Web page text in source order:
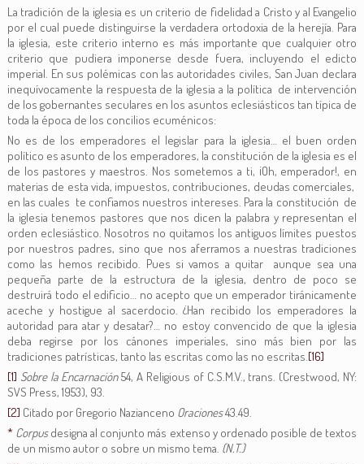
La tradición de la iglesia es un criterio de fidelidad a Cristo y al Evangelio
por el cual puede distinguirse la verdadera ortodoxia de la herejía. Para
la iglesia, este criterio interno es más importante que cualquier otro
criterio que pudiera imponerse desde fuera, incluyendo el edicto
imperial. En sus polémicas con las autoridades civiles, San Juan declara
inequívocamente la respuesta de la iglesia a la política de intervención
de los gobernantes seculares en los asuntos eclesiásticos tan típica de
toda la época de los concilios ecuménicos:
No es de los emperadores el legislar para la iglesia… el buen orden
político es asunto de los emperadores, la constitución de la iglesia es el
de los pastores y maestros. Nos sometemos a ti, ¡Oh, emperador!, en
materias de esta vida, impuestos, contribuciones, deudas comerciales,
en las cuales te confiamos nuestros intereses. Para la constitución de
la iglesia tenemos pastores que nos dicen la palabra y representan el
orden eclesiástico. Nosotros no quitamos los antiguos límites puestos
por nuestros padres, sino que nos aferramos a nuestras tradiciones
como las hemos recibido. Pues si vamos a quitar aunque sea una
pequeña parte de la estructura de la iglesia, dentro de poco se
destruirá todo el edificio… no acepto que un emperador tiránicamente
aceche y hostigue al sacerdocio. ¿Han recibido los emperadores la
autoridad para atar y desatar?… no estoy convencido de que la iglesia
deba regirse por los cánones imperiales, sino más bien por las
tradiciones patrísticas, tanto las escritas como las no escritas.[16]
[1] Sobre la Encarnación54, A Religious of C.S.M.V., trans. (Crestwood, NY:
SVS Press, 1953), 93.
[2] Citado por Gregorio Nazianceno Oraciones43.49.
* Corpusdesigna al conjunto más extenso y ordenado posible de textos
de un mismo autor o sobre un mismo tema. (N.T.)